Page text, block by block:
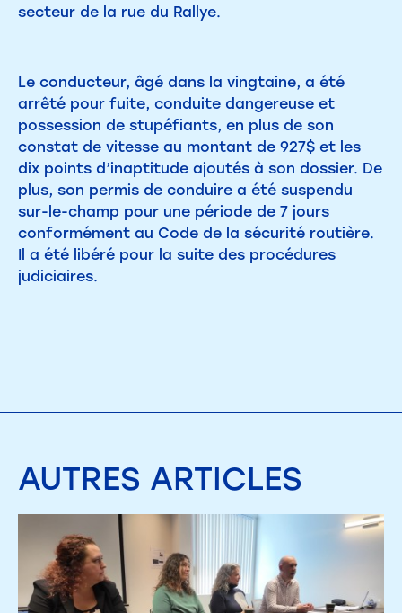
secteur de la rue du Rallye.
Le conducteur, âgé dans la vingtaine, a été
arrêté pour fuite, conduite dangereuse et
possession de stupéfiants, en plus de son
constat de vitesse au montant de 927$ et les
dix points d’inaptitude ajoutés à son dossier. De
plus, son permis de conduire a été suspendu
sur-le-champ pour une période de 7 jours
conformément au Code de la sécurité routière.
Il a été libéré pour la suite des procédures
judiciaires.
AUTRES ARTICLES